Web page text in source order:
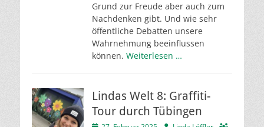
Grund zur Freude aber auch zum
Nachdenken gibt. Und wie sehr
öffentliche Debatten unsere
Wahrnehmung beeinflussen
können. Weiterlesen …
Lindas Welt 8: Graffiti-
Tour durch Tübingen